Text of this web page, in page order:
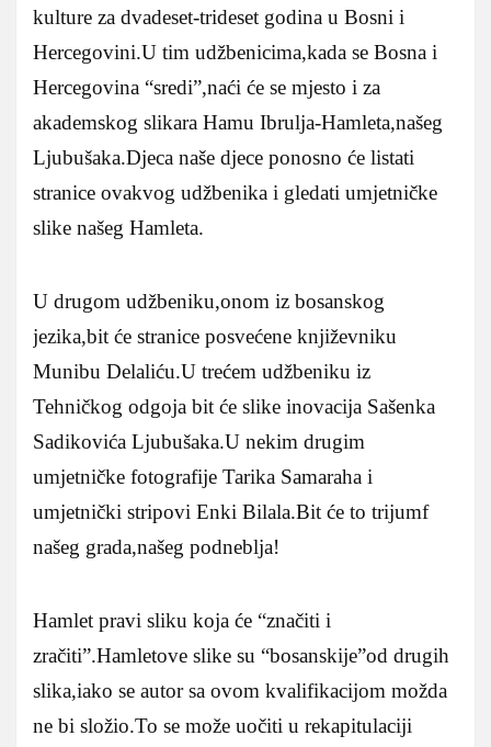
kulture za dvadeset-trideset godina u Bosni i
Hercegovini.U tim udžbenicima,kada se Bosna i
Hercegovina “sredi”,naći će se mjesto i za
akademskog slikara Hamu Ibrulja-Hamleta,našeg
Ljubušaka.Djeca naše djece ponosno će listati
stranice ovakvog udžbenika i gledati umjetničke
slike našeg Hamleta.
U drugom udžbeniku,onom iz bosanskog
jezika,bit će stranice posvećene književniku
Munibu Delaliću.U trećem udžbeniku iz
Tehničkog odgoja bit će slike inovacija Sašenka
Sadikovića Ljubušaka.U nekim drugim
umjetničke fotografije Tarika Samaraha i
umjetnički stripovi Enki Bilala.Bit će to trijumf
našeg grada,našeg podneblja!
Hamlet pravi sliku koja će “značiti i
zračiti”.Hamletove slike su “bosanskije”od drugih
slika,iako se autor sa ovom kvalifikacijom možda
ne bi složio.To se može uočiti u rekapitulaciji